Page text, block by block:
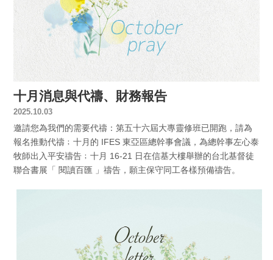
十月消息與代禱、財務報告
2025.10.03
邀請您為我們的需要代禱：第五十六屆大專靈修班已開跑，請為
報名推動代禱﹔十月的 IFES 東亞區總幹事會議，為總幹事左心泰
牧師出入平安禱告﹔十月 16-21 日在信基大樓舉辦的台北基督徒
聯合書展「 閱讀百匯 」禱告，願主保守同工各樣預備禱告。